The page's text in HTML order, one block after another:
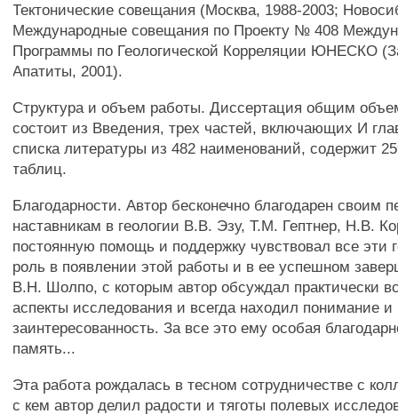
Тектонические совещания (Москва, 1988-2003;
Международные совещания по Проекту № 408
Программы по Геологической Корреляции ЮНЕСКО
Апатиты, 2001).
Структура и объем работы. Диссертация общим
состоит из Введения, трех частей, включающих И
списка литературы из 482 наименований, содержит
таблиц.
Благодарности. Автор бесконечно благодарен своим
наставникам в геологии В.В. Эзу, Т.М. Гептнер, Н.В.
постоянную помощь и поддержку чувствовал все
роль в появлении этой работы и в ее успешном
В.Н. Шолпо, с которым автор обсуждал практически
аспекты исследования и всегда находил понимание
заинтересованность. За все это ему особая
память...
Эта работа рождалась в тесном сотрудничестве с
с кем автор делил радости и тяготы полевых